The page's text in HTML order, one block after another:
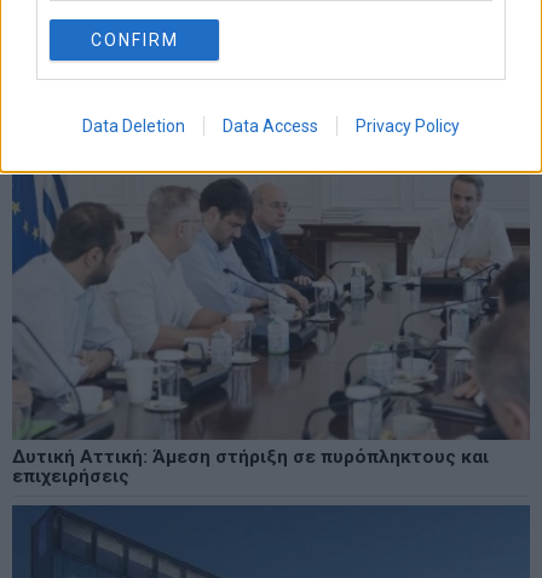
CONFIRM
Data Deletion Data Access Privacy Policy
Δυτική Αττική: Άμεση στήριξη σε πυρόπληκτους και
επιχειρήσεις